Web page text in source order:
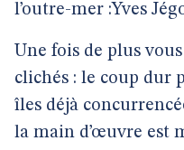
l’outre-mer :Yves
Une fois de plus
clichés : le coup dur
îles déjà
la main d’œuvre est